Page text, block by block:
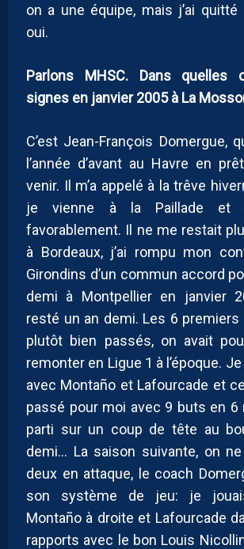
on a une équipe, mais j’ai
oui.
Parlons MHSC. Dans quelles
signes en janvier 2005 à La
C’est Jean-François Domergue,
l’année d’avant au Havre en
venir. Il m’a appelé à la trêve
je vienne à la Paillade et
favorablement. Il ne me restait
à Bordeaux, j’ai rompu mon
Girondins d’un commun accord
demi à Montpellier en janvier
resté un an demi. Les 6 premiers
plutôt bien passés, on avait
remonter en Ligue 1 à l’époque. Je
avec Montaño et Lafourcade et
passé pour moi avec 9 buts en 6
parti sur un coup de tête au
demi… La saison suivante, on ne
deux en attaque, le coach
son système de jeu: je
Montaño à droite et Lafourcade
rapports avec le bon Louis